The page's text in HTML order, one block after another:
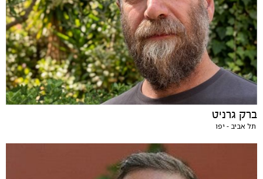
ברק גרניט
תל אביב - יפו